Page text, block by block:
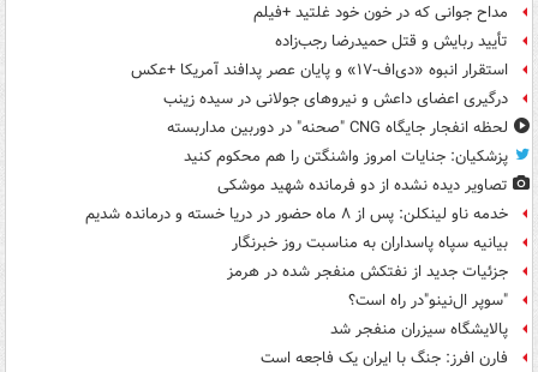
مداح جوانی که در خون خود غلتید +فیلم
تأیید ربایش و قتل حمیدرضا رجب‌زاده
استقرار انبوه «دی‌اف‑۱۷» و پایان عصر پدافند آمریکا +عکس
درگیری اعضای داعش و نیروهای جولانی در سیده زینب
لحظه انفجار جایگاه CNG "صحنه" در دوربین مداربسته
پزشکیان: جنایات امروز واشنگتن را هم محکوم کنید
تصاویر دیده‌ نشده از دو فرمانده شهید موشکی
خدمه ناو لینکلن: پس از ۸ ماه حضور در دریا خسته و درمانده‌ شدیم
بیانیه سپاه پاسداران به مناسبت روز خبرنگار
جزئیات جدید از نفتکش منفجر شده در هرمز
"سوپر ال‌نینو"در راه است؟
پالایشگاه سیزران منفجر شد
فارن افرز: جنگ با ایران یک فاجعه است